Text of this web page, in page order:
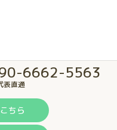
6662-5563
直通
ちら